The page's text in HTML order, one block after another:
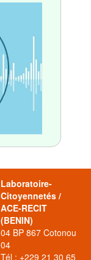
Laboratoire-
Citoyennetés /
ACE-RECIT
(BENIN)
04 BP 867 Cotonou
04
Tél : +229 21 30 65